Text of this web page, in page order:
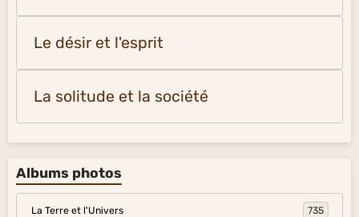
Le désir et l'esprit
La solitude et la société
Albums photos
La Terre et l'Univers 735